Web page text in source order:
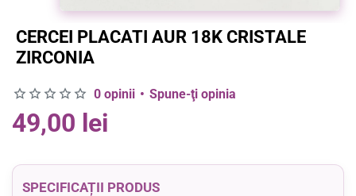
CERCEI PLACATI AUR 18K CRISTALE
ZIRCONIA
SPECIFICAȚII PRODUS
0 opinii • Spune-ţi opinia
49,00 lei